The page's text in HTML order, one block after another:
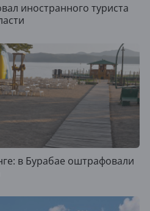
иностранного туриста
в Бурабае оштрафовали